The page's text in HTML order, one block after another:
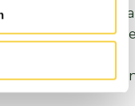
in spouwmuren,
Volgens
niet
verstoren/